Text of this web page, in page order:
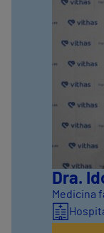
Dra.
Medicina